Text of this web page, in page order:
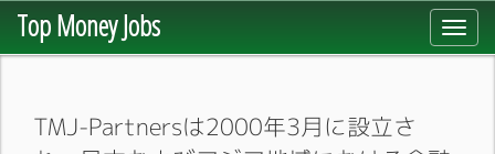
Top Money Jobs
TMJ-Partnersは2000年3月に設立さ